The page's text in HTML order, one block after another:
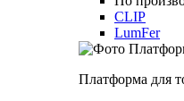
CLIP
LumFer
Платформа для